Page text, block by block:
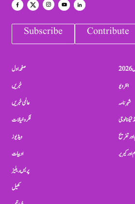
Subscribe Contribute
صفحہ اول
خبریں
عالمی خبریں
فکر و خیالات
ویڈیوز
ادبیات
پریس ریلیز
کھیل
انٹرویو
شہرنامہ
اور تفریح
اور کیریر